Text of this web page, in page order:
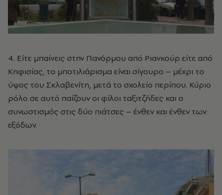
4. Είτε μπαίνεις στην Πανόρμου από Ριανκούρ είτε από
Κηφισίας, το μποτιλιάρισμα είναι σίγουρο – μέχρι το
ύψος του Σκλαβενίτη, μετά το σχολείο περίπου. Κύριο
ρόλο σε αυτό παίζουν οι φίλοι ταξιτζήδες και ο
συνωστισμός στις δύο πιάτσες – ένθεν και ένθεν των
εξόδων.